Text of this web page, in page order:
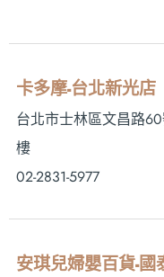
卡多摩-台北新光店
台北市士林區文昌路60
樓
02-2831-5977
安琪兒婦嬰百貨-國